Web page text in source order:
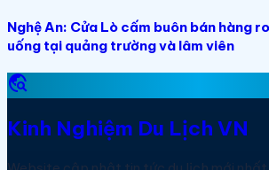
Nghệ An: Cửa Lò cấm buôn bán hàng
uống tại quảng trường và lâm viên
travel_explore
Kinh Nghiệm Du Lịch VN